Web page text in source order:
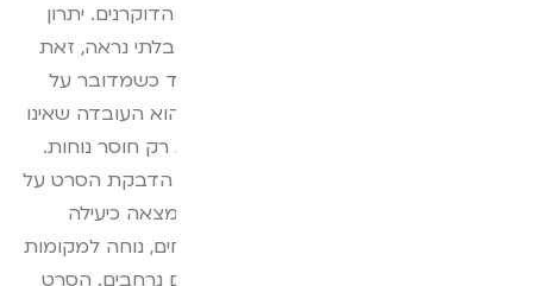
לסרט השקוף ישנם מספר יתרונות על פני הדוקרנים. יתרון
ראשון הוא שהסרט שקוף וכמעט לחלוטין בלתי נראה, זאת
לעומת הדוקרנים שבהחלט נראים, במיוחד כשמדובר על
שטח רחב אותו רוצים לחסום. יתרון נוסף הוא העובדה שאינו
גורם ליונה כאב כמו נחיתה על דוקרן אלא רק חוסר נוחות.
התקנת הסרט היא קלה מאוד וכוללת רק הדבקת הסרט על
האזור המתאים וחיבור לחשמל. שיטה זו נמצאה כיעילה
במיוחד, מתאימה לסוגים שונים של משטחים, נוחה למקומות
מצומצמים כמו פתחי מרזבים וגם לשטחים נרחבים. הסרט